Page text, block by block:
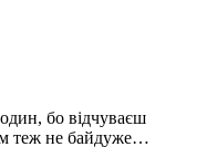
бо відчуваєш
теж не байдуже…